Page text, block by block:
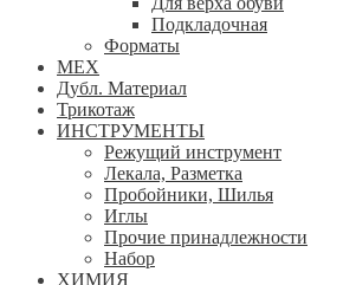
Подкладочная
Форматы
МЕХ
Дубл. Материал
Трикотаж
ИНСТРУМЕНТЫ
Режущий инструмент
Лекала, Разметка
Пробойники, Шилья
Иглы
Прочие принадлежности
Набор
ХИМИЯ